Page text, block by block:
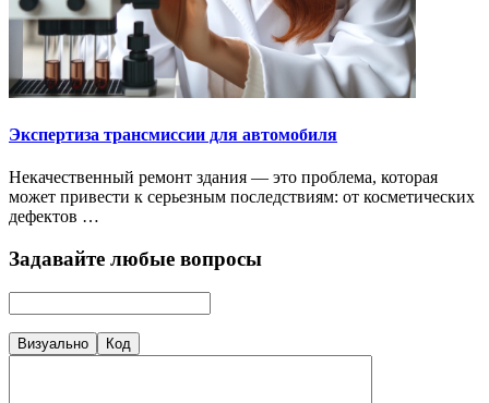
Экспертиза трансмиссии для автомобиля
Некачественный ремонт здания — это проблема, которая
может привести к серьезным последствиям: от косметических
дефектов …
Задавайте любые вопросы
Визуально Код